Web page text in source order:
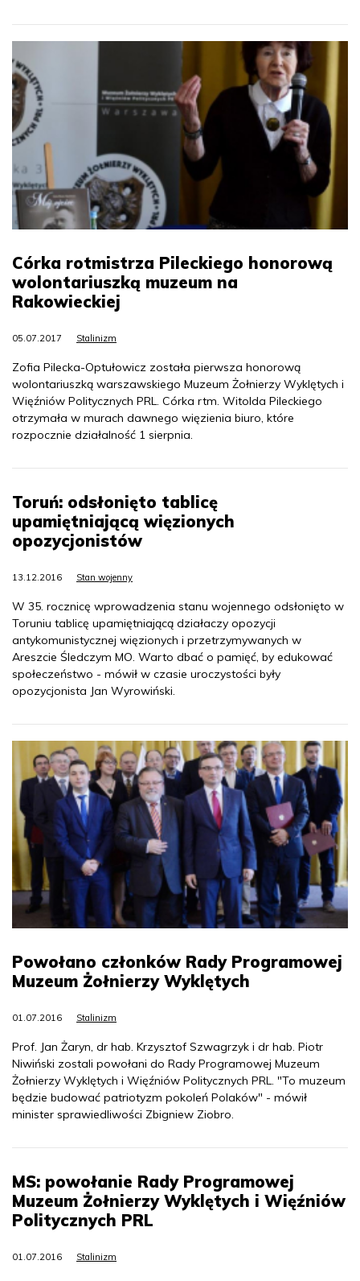
Córka rotmistrza Pileckiego honorową
wolontariuszką muzeum na
Rakowieckiej
05.07.2017 Stalinizm
Zofia Pilecka-Optułowicz została pierwsza honorową
wolontariuszką warszawskiego Muzeum Żołnierzy Wyklętych i
Więźniów Politycznych PRL. Córka rtm. Witolda Pileckiego
otrzymała w murach dawnego więzienia biuro, które
rozpocznie działalność 1 sierpnia.
Toruń: odsłonięto tablicę
upamiętniającą więzionych
opozycjonistów
13.12.2016 Stan wojenny
W 35. rocznicę wprowadzenia stanu wojennego odsłonięto w
Toruniu tablicę upamiętniającą działaczy opozycji
antykomunistycznej więzionych i przetrzymywanych w
Areszcie Śledczym MO. Warto dbać o pamięć, by edukować
społeczeństwo - mówił w czasie uroczystości były
opozycjonista Jan Wyrowiński.
Powołano członków Rady Programowej
Muzeum Żołnierzy Wyklętych
01.07.2016 Stalinizm
Prof. Jan Żaryn, dr hab. Krzysztof Szwagrzyk i dr hab. Piotr
Niwiński zostali powołani do Rady Programowej Muzeum
Żołnierzy Wyklętych i Więźniów Politycznych PRL. "To muzeum
będzie budować patriotyzm pokoleń Polaków" - mówił
minister sprawiedliwości Zbigniew Ziobro.
MS: powołanie Rady Programowej
Muzeum Żołnierzy Wyklętych i Więźniów
Politycznych PRL
01.07.2016 Stalinizm